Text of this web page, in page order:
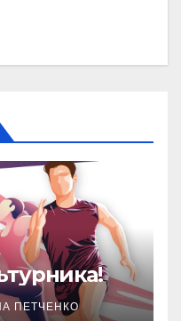
ПЕТЧЕНКО